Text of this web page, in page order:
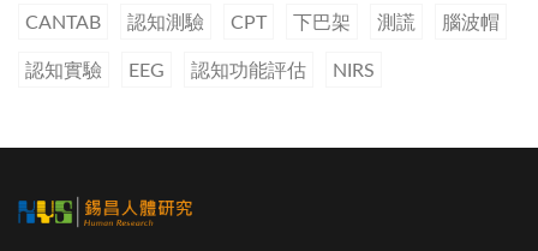
CANTAB 認知測驗 CPT 下巴架 測謊 腦波帽
認知實驗 EEG 認知功能評估 NIRS